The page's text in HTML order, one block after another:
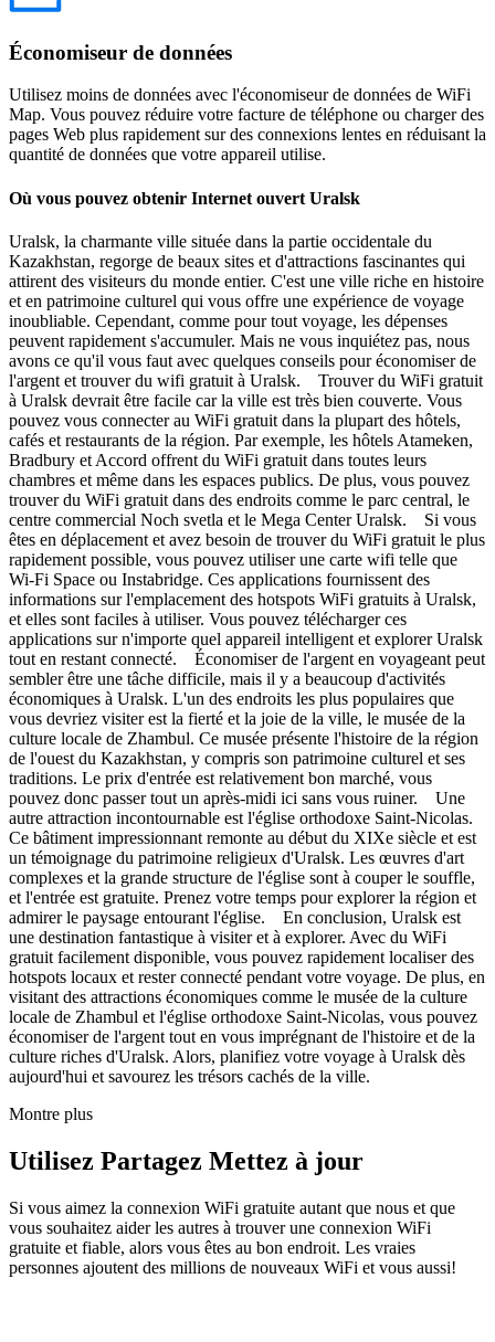
Économiseur de données
Utilisez moins de données avec l'économiseur de données de WiFi
Map. Vous pouvez réduire votre facture de téléphone ou charger des
pages Web plus rapidement sur des connexions lentes en réduisant la
quantité de données que votre appareil utilise.
Où vous pouvez obtenir Internet ouvert Uralsk
Uralsk, la charmante ville située dans la partie occidentale du
Kazakhstan, regorge de beaux sites et d'attractions fascinantes qui
attirent des visiteurs du monde entier. C'est une ville riche en histoire
et en patrimoine culturel qui vous offre une expérience de voyage
inoubliable. Cependant, comme pour tout voyage, les dépenses
peuvent rapidement s'accumuler. Mais ne vous inquiétez pas, nous
avons ce qu'il vous faut avec quelques conseils pour économiser de
l'argent et trouver du wifi gratuit à Uralsk. Trouver du WiFi gratuit
à Uralsk devrait être facile car la ville est très bien couverte. Vous
pouvez vous connecter au WiFi gratuit dans la plupart des hôtels,
cafés et restaurants de la région. Par exemple, les hôtels Atameken,
Bradbury et Accord offrent du WiFi gratuit dans toutes leurs
chambres et même dans les espaces publics. De plus, vous pouvez
trouver du WiFi gratuit dans des endroits comme le parc central, le
centre commercial Noch svetla et le Mega Center Uralsk. Si vous
êtes en déplacement et avez besoin de trouver du WiFi gratuit le plus
rapidement possible, vous pouvez utiliser une carte wifi telle que
Wi-Fi Space ou Instabridge. Ces applications fournissent des
informations sur l'emplacement des hotspots WiFi gratuits à Uralsk,
et elles sont faciles à utiliser. Vous pouvez télécharger ces
applications sur n'importe quel appareil intelligent et explorer Uralsk
tout en restant connecté. Économiser de l'argent en voyageant peut
sembler être une tâche difficile, mais il y a beaucoup d'activités
économiques à Uralsk. L'un des endroits les plus populaires que
vous devriez visiter est la fierté et la joie de la ville, le musée de la
culture locale de Zhambul. Ce musée présente l'histoire de la région
de l'ouest du Kazakhstan, y compris son patrimoine culturel et ses
traditions. Le prix d'entrée est relativement bon marché, vous
pouvez donc passer tout un après-midi ici sans vous ruiner. Une
autre attraction incontournable est l'église orthodoxe Saint-Nicolas.
Ce bâtiment impressionnant remonte au début du XIXe siècle et est
un témoignage du patrimoine religieux d'Uralsk. Les œuvres d'art
complexes et la grande structure de l'église sont à couper le souffle,
et l'entrée est gratuite. Prenez votre temps pour explorer la région et
admirer le paysage entourant l'église. En conclusion, Uralsk est
une destination fantastique à visiter et à explorer. Avec du WiFi
gratuit facilement disponible, vous pouvez rapidement localiser des
hotspots locaux et rester connecté pendant votre voyage. De plus, en
visitant des attractions économiques comme le musée de la culture
locale de Zhambul et l'église orthodoxe Saint-Nicolas, vous pouvez
économiser de l'argent tout en vous imprégnant de l'histoire et de la
culture riches d'Uralsk. Alors, planifiez votre voyage à Uralsk dès
aujourd'hui et savourez les trésors cachés de la ville.
Montre plus
Utilisez Partagez Mettez à jour
Si vous aimez la connexion WiFi gratuite autant que nous et que
vous souhaitez aider les autres à trouver une connexion WiFi
gratuite et fiable, alors vous êtes au bon endroit. Les vraies
personnes ajoutent des millions de nouveaux WiFi et vous aussi!